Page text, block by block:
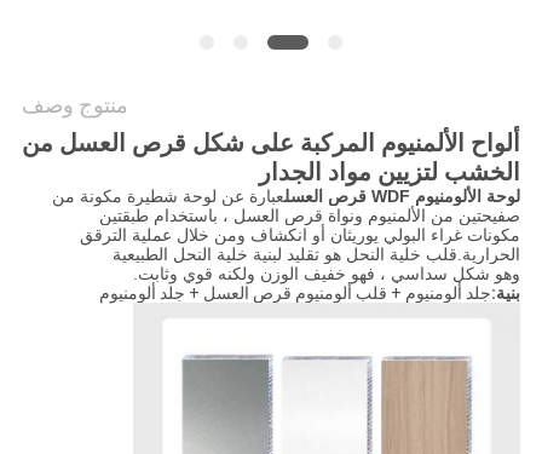
منتوج وصف
ألواح الألمنيوم المركبة على شكل قرص العسل من
الخشب لتزيين مواد الجدار
لوحة الألومنيوم WDF قرص العسل
عبارة عن لوحة شطيرة مكونة من
صفيحتين من الألمنيوم ونواة قرص العسل ، باستخدام طبقتين
مكونات غراء البولي يوريثان أو انكشاف ومن خلال عملية الترقق
الحرارية.قلب خلية النحل هو تقليد لبنية خلية النحل الطبيعية
وهو شكل سداسي ، فهو خفيف الوزن ولكنه قوي وثابت.
بنية:جلد ألومنيوم + قلب ألومنيوم قرص العسل + جلد ألومنيوم